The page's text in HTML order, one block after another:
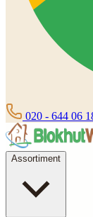
020 - 644 06
Assortiment